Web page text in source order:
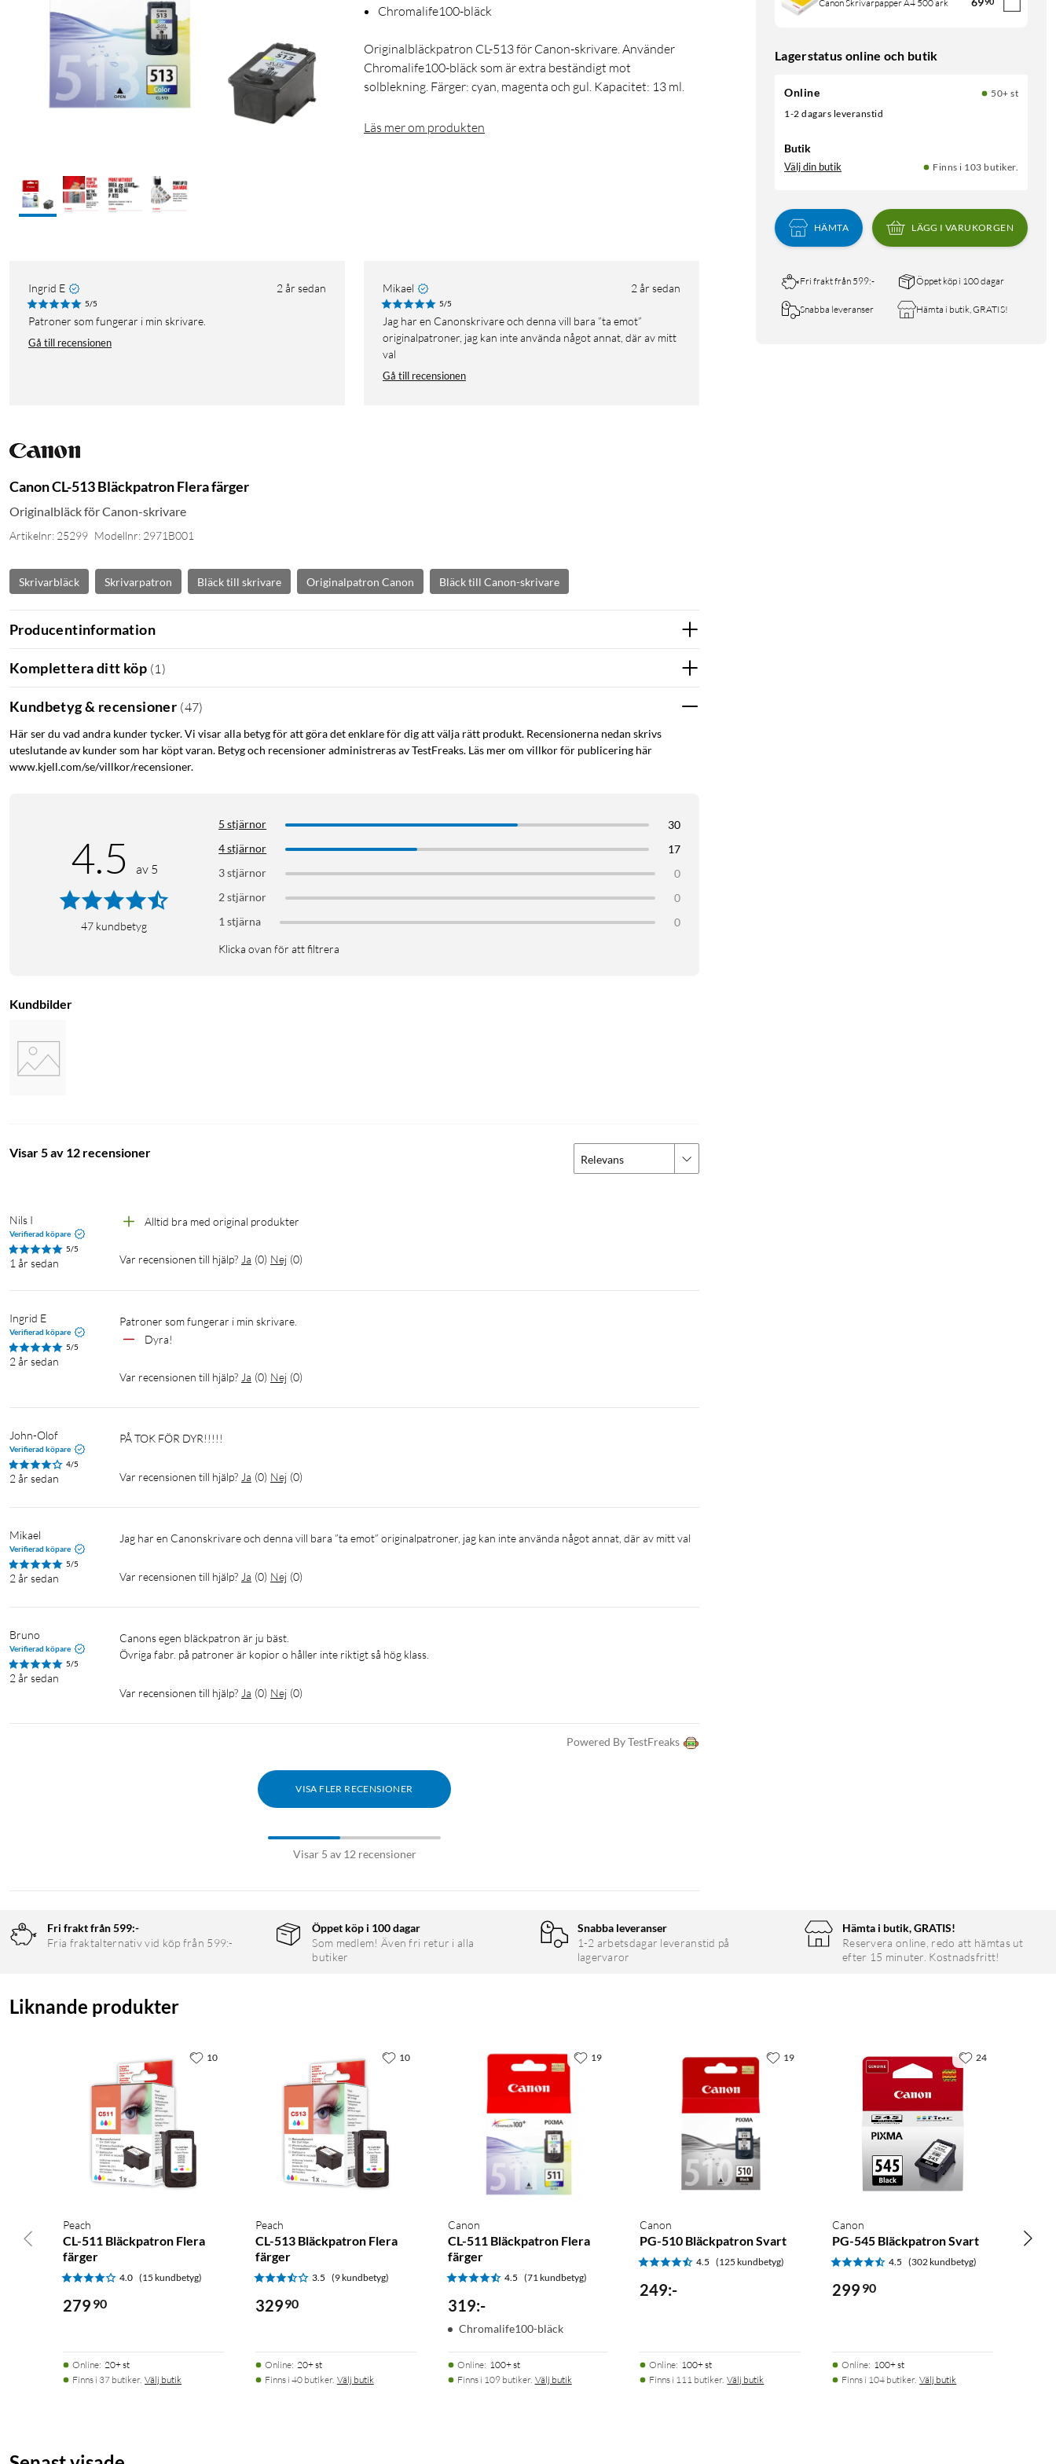
Canon Skrivarpapper A4 500 ark
Lagerstatus online och butik
Online
50+ st
1-2 dagars leveranstid
Butik
Välj din butik Finns i 103 butiker.
HÄMTA LÄGG I VARUKORGEN
Fri frakt från 599:- Öppet köp i 100 dagar
Snabba leveranser Hämta i butik, GRATIS!
Chromalife100-bläck
Originalbläckpatron CL-513 för Canon-skrivare. Använder
Chromalife100-bläck som är extra beständigt mot
solblekning. Färger: cyan, magenta och gul. Kapacitet: 13 ml.
Läs mer om produkten
Ingrid E 2 år sedan
5/5
Patroner som fungerar i min skrivare.
Gå till recensionen
Mikael 2 år sedan
5/5
Jag har en Canonskrivare och denna vill bara ”ta emot”
originalpatroner, jag kan inte använda något annat, där av mitt
val
Gå till recensionen
Canon CL-513 Bläckpatron Flera färger
Originalbläck för Canon-skrivare
Artikelnr: 25299 Modellnr: 2971B001
Skrivarbläck Skrivarpatron Bläck till skrivare Originalpatron Canon Bläck till Canon-skrivare
Producentinformation
Komplettera ditt köp (1 )
Kundbetyg & recensioner (47)
Här ser du vad andra kunder tycker. Vi visar alla betyg för att göra det enklare för dig att välja rätt produkt. Recensionerna nedan skrivs
uteslutande av kunder som har köpt varan. Betyg och recensioner administreras av TestFreaks. Läs mer om villkor för publicering här
www.kjell.com/se/villkor/recensioner.
4.5 av 5
47 kundbetyg
5 stjärnor
30
4 stjärnor
17
3 stjärnor
0
2 stjärnor
0
1 stjärna
0
Klicka ovan för att filtrera
Kundbilder
Visar 5 av 12 recensioner Relevans
Nils I
Verifierad köpare
5/5
1 år sedan
Alltid bra med original produkter
Var recensionen till hjälp? Ja (0) Nej (0)
Ingrid E
Verifierad köpare
5/5
2 år sedan
Dyra!
Var recensionen till hjälp? Ja (0) Nej (0)
John-Olof
Verifierad köpare
4/5
2 år sedan
pÅ TOK FÖR DYR!!!!!
Var recensionen till hjälp? Ja (0) Nej (0)
Mikael
Verifierad köpare
5/5
2 år sedan
Jag har en Canonskrivare och denna vill bara ”ta emot” originalpatroner, jag kan inte använda något annat, där av mitt val
Var recensionen till hjälp? Ja (0) Nej (0)
Bruno
Verifierad köpare
5/5
2 år sedan
Canons egen bläckpatron är ju bäst.
Övriga fabr. på patroner är kopior o håller inte riktigt så hög klass.
Var recensionen till hjälp? Ja (0) Nej (0)
Powered By TestFreaks
VISA FLER RECENSIONER
Visar 5 av 12 recensioner
Fri frakt från 599:-
Fria fraktalternativ vid köp från 599:-
Öppet köp i 100 dagar
Som medlem! Även fri retur i alla
butiker
Snabba leveranser
1-2 arbetsdagar leveranstid på
lagervaror
Hämta i butik, GRATIS!
Reservera online, redo att hämtas ut
efter 15 minuter. Kostnadsfritt!
Liknande produkter
Peach
CL-511 Bläckpatron Flera
färger
4.0 (15 kundbetyg)
279 90
Online: 20+ st
Finns i 37 butiker. Välj butik
10
Peach
CL-513 Bläckpatron Flera
färger
3.5 (9 kundbetyg)
32990
Online: 20+ st
Finns i 40 butiker. Välj butik
10
Canon
CL-511 Bläckpatron Flera
färger
4.5 (71 kundbetyg)
319:-
Chromalife100-bläck
Online: 100+ st
Finns i 109 butiker. Välj butik
19
Canon
PG-510 Bläckpatron Svart
4.5 (125 kundbetyg)
249:-
Online: 100+ st
Finns i 111 butiker. Välj butik
19
Canon
PG-545 Bläckpatron Svart
4.5 (302 kundbetyg)
299 90
Online: 100+ st
Finns i 104 butiker. Välj butik
24